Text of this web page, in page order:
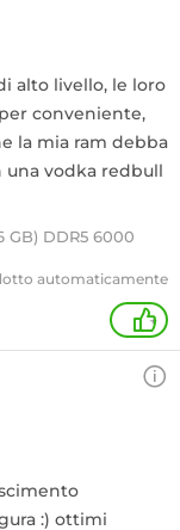
alto livello, le loro
conveniente,
la mia ram debba
una vodka redbull
GB) DDR5 6000
automaticamente
+
:) ottimi